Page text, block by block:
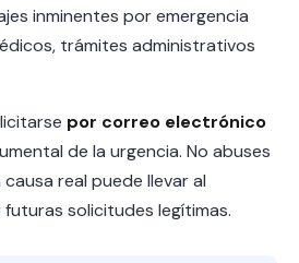
inminentes por emergencia
trámites administrativos
por correo electrónico
de la urgencia. No abuses
real puede llevar al
solicitudes legítimas.